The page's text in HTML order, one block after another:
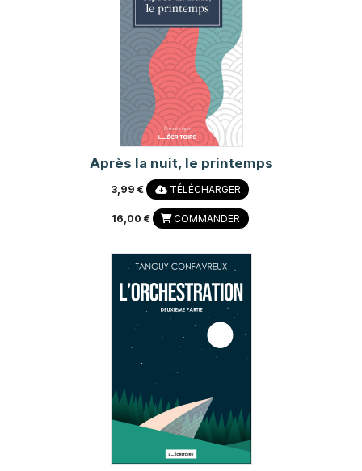
Après la nuit, le printemps
3,99 € TÉLÉCHARGER
16,00 € COMMANDER